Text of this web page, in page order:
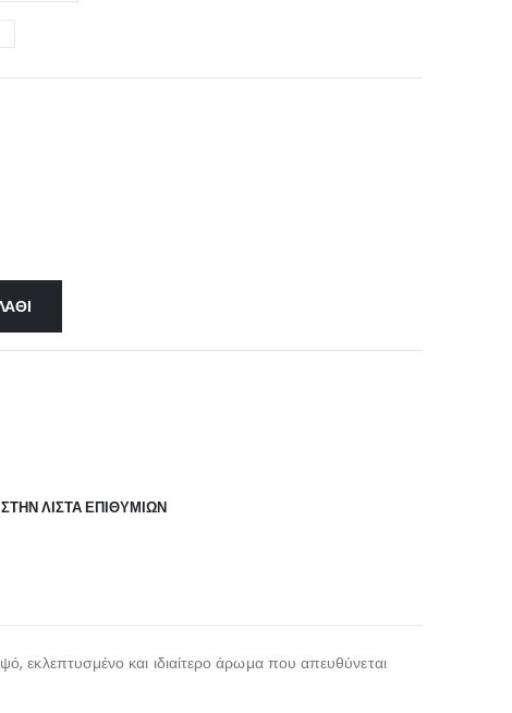
ΛΊΣΤΑ ΕΠΙΘΥΜΙΏΝ
εκλεπτυσμένο και ιδιαίτερο άρωμα που απευθύνεται